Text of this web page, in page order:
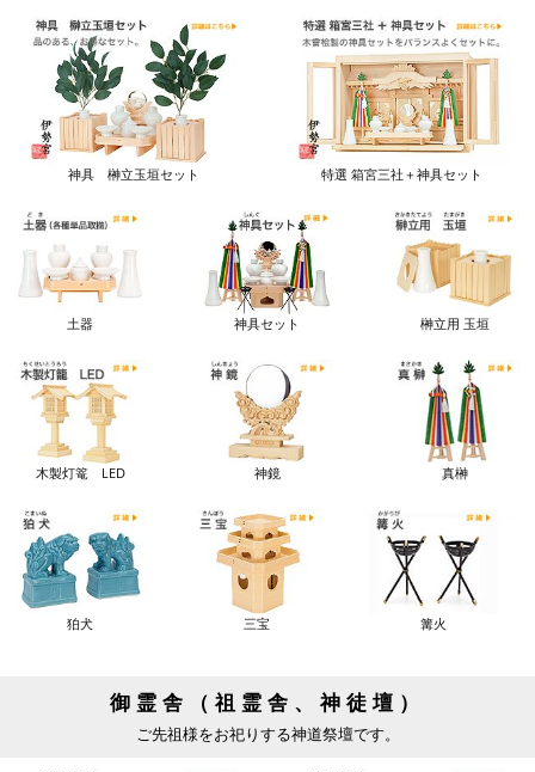
神具 榊立玉垣セット 特選 箱宮三社＋神具セット
土器 神具セット 榊立用 玉垣
木製灯篭 LED 神鏡 真榊
狛犬 三宝 篝火
御霊舎（祖霊舎、神徒壇）
ご先祖様をお祀りする神道祭壇です。